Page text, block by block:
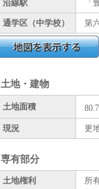
沿線駅 「
通学区（中学校） 第
土地・建物
土地面積
現況 更
専有部分
土地権利 所